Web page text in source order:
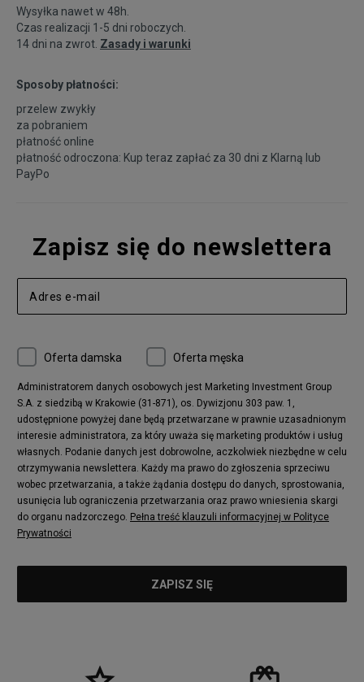
Wysyłka nawet w 48h.
Czas realizacji 1-5 dni roboczych.
14 dni na zwrot. Zasady i warunki
Sposoby płatności:
przelew zwykły
za pobraniem
płatność online
płatność odroczona: Kup teraz zapłać za 30 dni z Klarną lub
PayPo
Zapisz się do newslettera
Oferta damska Oferta męska
Administratorem danych osobowych jest Marketing Investment Group
S.A. z siedzibą w Krakowie (31-871), os. Dywizjonu 303 paw. 1,
udostępnione powyżej dane będą przetwarzane w prawnie uzasadnionym
interesie administratora, za który uważa się marketing produktów i usług
własnych. Podanie danych jest dobrowolne, aczkolwiek niezbędne w celu
otrzymywania newslettera. Każdy ma prawo do zgłoszenia sprzeciwu
wobec przetwarzania, a także żądania dostępu do danych, sprostowania,
usunięcia lub ograniczenia przetwarzania oraz prawo wniesienia skargi
do organu nadzorczego. Pełna treść klauzuli informacyjnej w Polityce
Prywatności